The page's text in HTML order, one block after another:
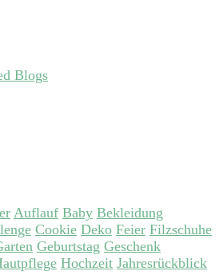
Auflauf Baby Bekleidung
Cookie Deko Feier Filzschuhe
Geburtstag Geschenk
Hochzeit Jahresrückblick